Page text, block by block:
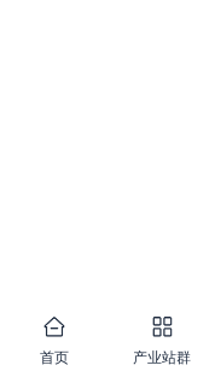
首页 产业站群